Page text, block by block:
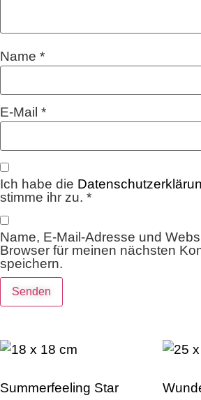
Name *
E-Mail *
Ich habe die
stimme ihr zu. *
Name, E-Mail-Adresse und
Browser für meinen nächsten
speichern.
Summerfeeling Star